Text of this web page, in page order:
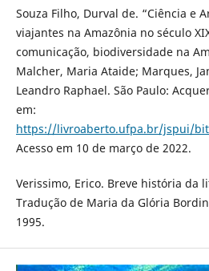
Souza Filho, Durval de. “Ciência e
viajantes na Amazônia no século
comunicação, biodiversidade na
Malcher, Maria Ataide; Marques,
Leandro Raphael. São Paulo:
em:
https://livroaberto.ufpa.br/jspui/
Acesso em 10 de março de 2022.
Verissimo, Erico. Breve história da
Tradução de Maria da Glória
1995.